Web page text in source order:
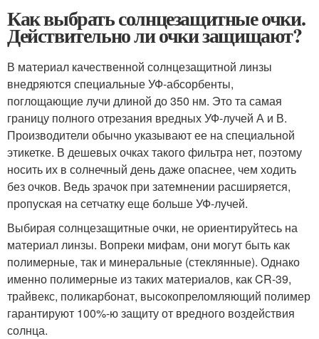
Как выбрать солнцезащитные очки.
Действительно ли очки защищают?
В материал качественной солнцезащитной линзы
внедряются специальные УФ-абсорбенты,
поглощающие лучи длиной до 350 нм. Это та самая
границу полного отрезания вредных УФ-лучей А и В.
Производители обычно указывают ее на специальной
этикетке. В дешевых очках такого фильтра нет, поэтому
носить их в солнечный день даже опаснее, чем ходить
без очков. Ведь зрачок при затемнении расширяется,
пропуская на сетчатку еще больше УФ-лучей.
Выбирая солнцезащитные очки, не ориентируйтесь на
материал линзы. Вопреки мифам, они могут быть как
полимерные, так и минеральные (стеклянные). Однако
именно полимерные из таких материалов, как CR-39,
трайвекс, поликарбонат, высокопреломляющий полимер
гарантируют 100%-ю защиту от вредного воздействия
солнца.